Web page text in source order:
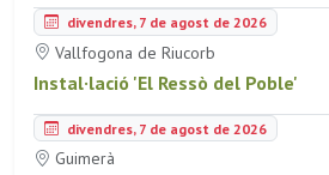
divendres, 7 de agost de 2026
Vallfogona de Riucorb
Instal·lació 'El Ressò del Poble'
divendres, 7 de agost de 2026
Guimerà